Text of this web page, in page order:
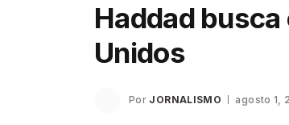
Haddad
Unidos
Por JORNALISMO agosto 1,